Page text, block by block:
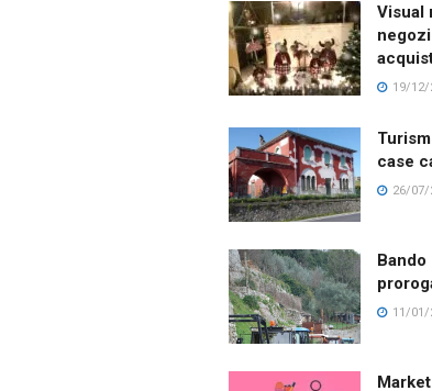
Visual
19/12/
case
26/07/
11/01/